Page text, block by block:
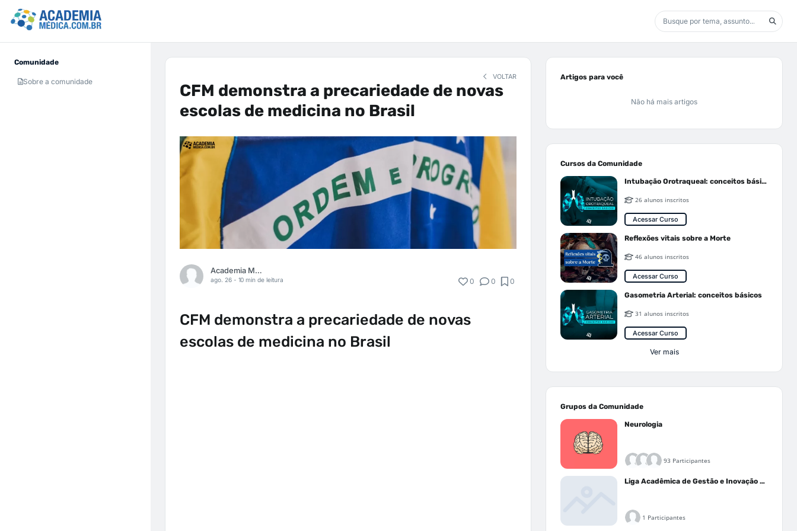
Comunidade
Sobre a comunidade
VOLTAR
CFM demonstra a precariedade de novas
escolas de medicina no Brasil
Academia Médica
ago. 26 - 10 min de leitura 0 0 0
CFM demonstra a precariedade de novas
escolas de medicina no Brasil
Artigos para você
Não há mais artigos
Cursos da Comunidade
Intubação Orotraqueal: conceitos básicos
26 alunos inscritos
Acessar Curso
Reflexões vitais sobre a Morte
46 alunos inscritos
Acessar Curso
Gasometria Arterial: conceitos básicos
31 alunos inscritos
Acessar Curso
Ver mais
Grupos da Comunidade
Neurologia
93 Participantes
Liga Acadêmica de Gestão e Inovação Médica - LAGIM
1 Participantes